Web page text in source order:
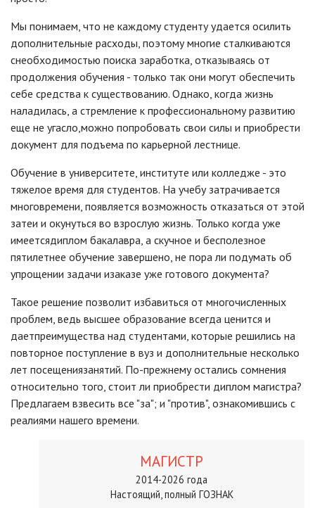
Мы понимаем, что не каждому студенту удается осилить
дополнительные расходы, поэтому многие сталкиваются
снеобходимостью поиска заработка, отказываясь от
продолжения обучения - только так они могут обеспечить
себе средства к существованию. Однако, когда жизнь
наладилась, а стремление к профессиональному развитию
еще не угасло,можно попробовать свои силы и приобрести
документ для подъема по карьерной лестнице.
Обучение в университете, институте или колледже - это
тяжелое время для студентов. На учебу затрачивается
многовремени, появляется возможность отказаться от этой
затеи и окунуться во взрослую жизнь. Только когда уже
имеетсядиплом бакалавра, а скучное и бесполезное
пятилетнее обучение завершено, не пора ли подумать об
упрощении задачи изаказе уже готового документа?
Такое решение позволит избавиться от многочисленных
проблем, ведь высшее образование всегда ценится и
даетпреимущества над студентами, которые решились на
повторное поступление в вуз и дополнительные несколько
лет посещениязанятий. По-прежнему остались сомнения
относительно того, стоит ли приобрести диплом магистра?
Предлагаем взвесить все "за"; и "против", ознакомившись с
реалиями нашего времени.
МАГИСТР
2014-2026 года
Настоящий, полный ГОЗНАК